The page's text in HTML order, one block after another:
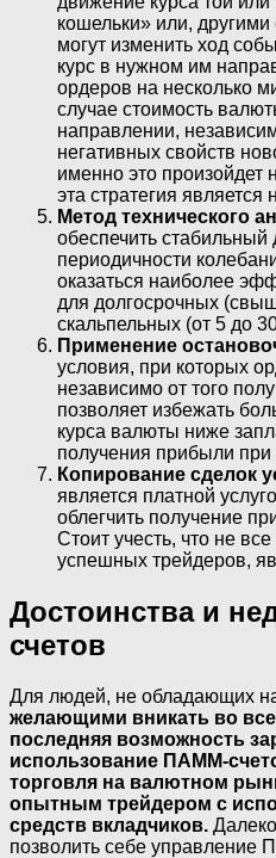
кошельки» или,
могут изменить ход
курс в нужном им
ордеров на несколько
случае стоимость
направлении,
негативных свойств
именно это
эта стратегия
Метод технического
обеспечить
периодичности
оказаться наиболее
для долгосрочных
скальпельных (от 5 до
Применение
условия, при которых
независимо от того
позволяет избежать
курса валюты ниже
получения прибыли
Копирование сделок
является платной
облегчить получение
Стоит учесть, что не
успешных трейдеров,
Достоинства и
счетов
Для людей, не обладающих
желающими вникать во все
последняя возможность
использование ПАММ-
торговля на валютном
опытным трейдером с
средств вкладчиков.
позволить себе управление